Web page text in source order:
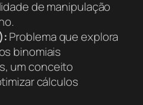
de manipulação
Problema que explora
binomiais
um conceito
cálculos